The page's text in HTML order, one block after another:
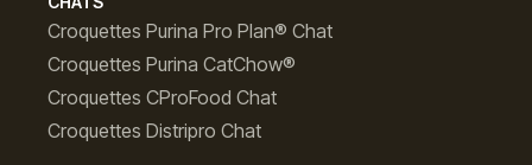
Croquettes Purina Pro Plan® Chat
Croquettes Purina CatChow®
Croquettes CProFood Chat
Croquettes Distripro Chat